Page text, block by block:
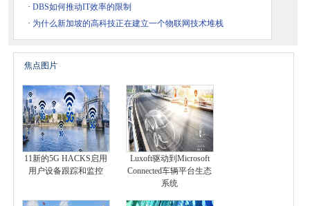
· DBS如何推动IT效率的限制
· 为什么新加坡的高科技正在建立一个物联网技术堆栈
焦点图片
11新的5G HACKS启用
用户设备跟踪和监控
Luxoft驱动到Microsoft
Connected车辆平台生态
系统